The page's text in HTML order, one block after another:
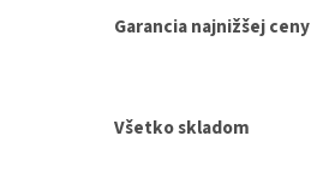
Garancia najnižšej ceny
Všetko skladom